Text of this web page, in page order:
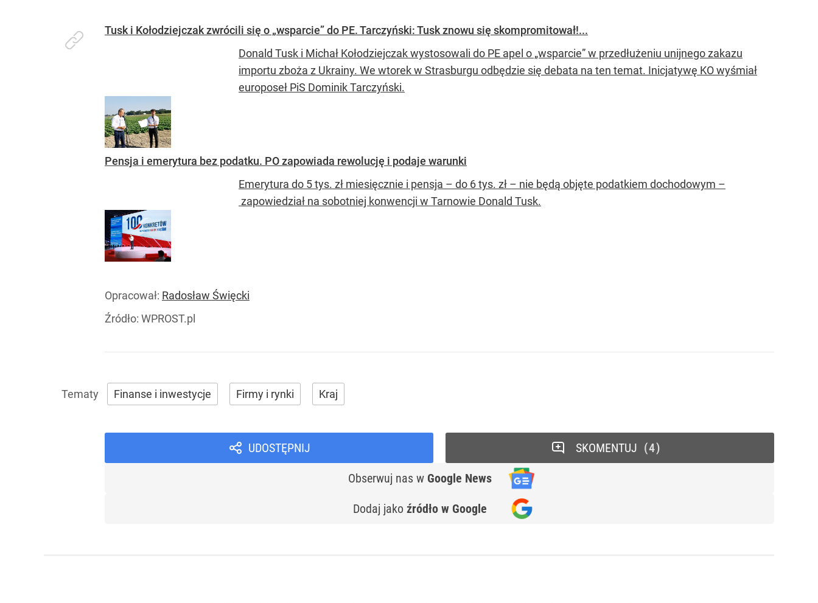
Tusk i Kołodziejczak zwrócili się o „wsparcie” do PE. Tarczyński: Tusk znowu się skompromitował!...
Donald Tusk i Michał Kołodziejczak wystosowali do PE apel o „wsparcie” w przedłużeniu unijnego zakazu
importu zboża z Ukrainy. We wtorek w Strasburgu odbędzie się debata na ten temat. Inicjatywę KO wyśmiał
europoseł PiS Dominik Tarczyński.
Pensja i emerytura bez podatku. PO zapowiada rewolucję i podaje warunki
Emerytura do 5 tys. zł miesięcznie i pensja – do 6 tys. zł – nie będą objęte podatkiem dochodowym –
zapowiedział na sobotniej konwencji w Tarnowie Donald Tusk.
Opracował: Radosław Święcki
Źródło: WPROST.pl
Finanse i inwestycje Firmy i rynki Kraj
UDOSTĘPNIJ
Obserwuj nas w Google News
Dodaj jako źródło w Google
SKOMENTUJ 4